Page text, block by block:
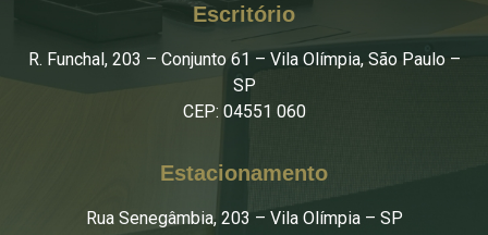
Escritório
R. Funchal, 203 – Conjunto 61 – Vila Olímpia, São Paulo –
SP
CEP: 04551 060
Estacionamento
Rua Senegâmbia, 203 – Vila Olímpia – SP